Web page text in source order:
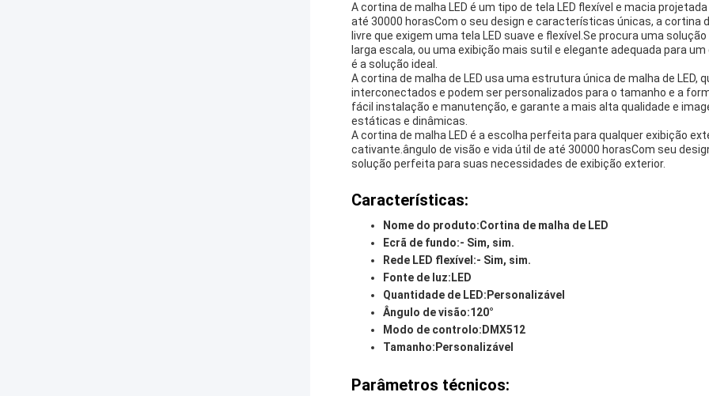
A cortina de malha LED é um tipo de tela LED flexível e macia
até 30000 horasCom o seu design e características únicas, a cortina
livre que exigem uma tela LED suave e flexível.Se procura uma
larga escala, ou uma exibição mais sutil e elegante adequada para
é a solução ideal.
A cortina de malha de LED usa uma estrutura única de malha de LED,
interconectados e podem ser personalizados para o tamanho e a
fácil instalação e manutenção, e garante a mais alta qualidade e
estáticas e dinâmicas.
A cortina de malha LED é a escolha perfeita para qualquer exibição
cativante.ângulo de visão e vida útil de até 30000 horasCom seu
solução perfeita para suas necessidades de exibição exterior.
Características:
Nome do produto:Cortina de malha de LED
Ecrã de fundo:- Sim, sim.
Rede LED flexível:- Sim, sim.
Fonte de luz: LED
Quantidade de LED: Personalizável
Ângulo de visão:120°
Modo de controlo: DMX512
Tamanho: Personalizável
Parâmetros técnicos: